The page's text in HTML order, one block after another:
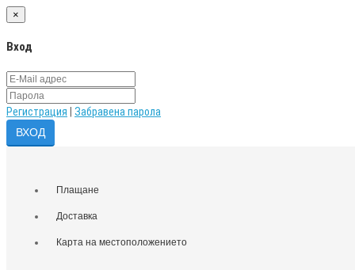
×
Вход
Регистрация Забравена парола
Плащане
Доставка
Карта на местоположението